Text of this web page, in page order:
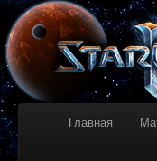
Главная